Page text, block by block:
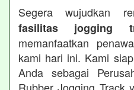
Segera wujudkan
fasilitas jogging
memanfaatkan
kami hari ini. Kami
Anda sebagai